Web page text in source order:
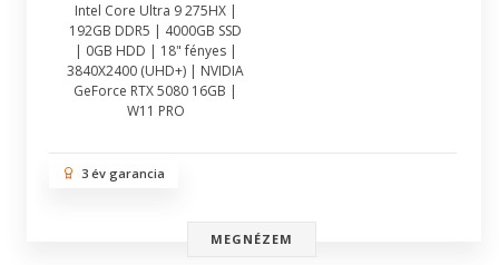
Intel Core Ultra 9 275HX |
192GB DDR5 | 4000GB SSD
| 0GB HDD | 18" fényes |
3840X2400 (UHD+) | NVIDIA
GeForce RTX 5080 16GB |
W11 PRO
3 év garancia
MEGNÉZEM